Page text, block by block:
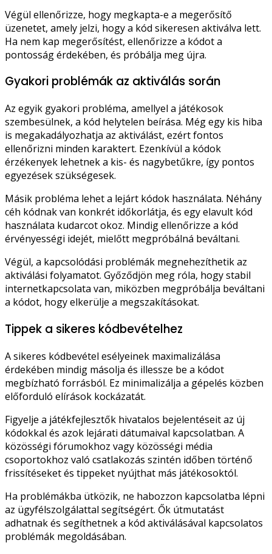
Végül ellenőrizze, hogy megkapta-e a megerősítő
üzenetet, amely jelzi, hogy a kód sikeresen aktiválva lett.
Ha nem kap megerősítést, ellenőrizze a kódot a
pontosság érdekében, és próbálja meg újra.
Gyakori problémák az aktiválás során
Az egyik gyakori probléma, amellyel a játékosok
szembesülnek, a kód helytelen beírása. Még egy kis hiba
is megakadályozhatja az aktiválást, ezért fontos
ellenőrizni minden karaktert. Ezenkívül a kódok
érzékenyek lehetnek a kis- és nagybetűkre, így pontos
egyezések szükségesek.
Másik probléma lehet a lejárt kódok használata. Néhány
céh kódnak van konkrét időkorlátja, és egy elavult kód
használata kudarcot okoz. Mindig ellenőrizze a kód
érvényességi idejét, mielőtt megpróbálná beváltani.
Végül, a kapcsolódási problémák megnehezíthetik az
aktiválási folyamatot. Győződjön meg róla, hogy stabil
internetkapcsolata van, miközben megpróbálja beváltani
a kódot, hogy elkerülje a megszakításokat.
Tippek a sikeres kódbevételhez
A sikeres kódbevétel esélyeinek maximalizálása
érdekében mindig másolja és illessze be a kódot
megbízható forrásból. Ez minimalizálja a gépelés közben
előforduló elírások kockázatát.
Figyelje a játékfejlesztők hivatalos bejelentéseit az új
kódokkal és azok lejárati dátumaival kapcsolatban. A
közösségi fórumokhoz vagy közösségi média
csoportokhoz való csatlakozás szintén időben történő
frissítéseket és tippeket nyújthat más játékosoktól.
Ha problémákba ütközik, ne habozzon kapcsolatba lépni
az ügyfélszolgálattal segítségért. Ők útmutatást
adhatnak és segíthetnek a kód aktiválásával kapcsolatos
problémák megoldásában.